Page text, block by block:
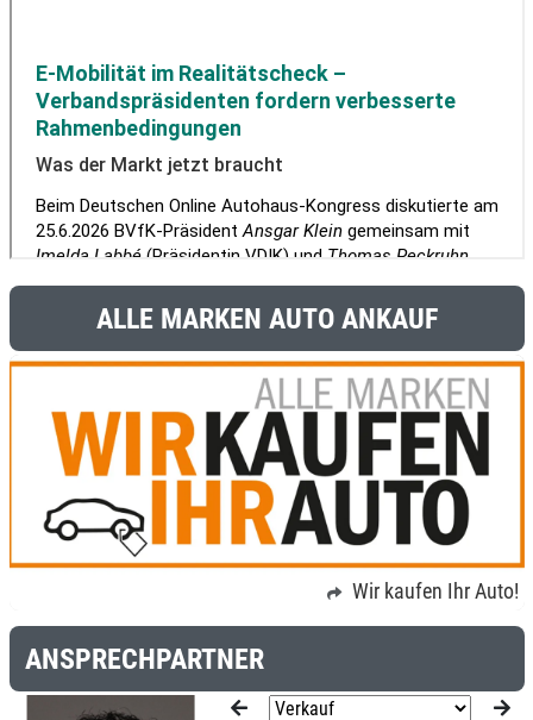
ALLE MARKEN AUTO ANKAUF
Wir kaufen Ihr Auto!
ANSPRECHPARTNER